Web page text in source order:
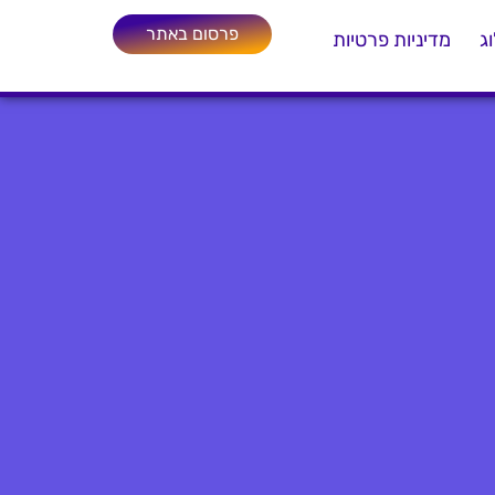
מדיניות פרטיות פרסום באתר